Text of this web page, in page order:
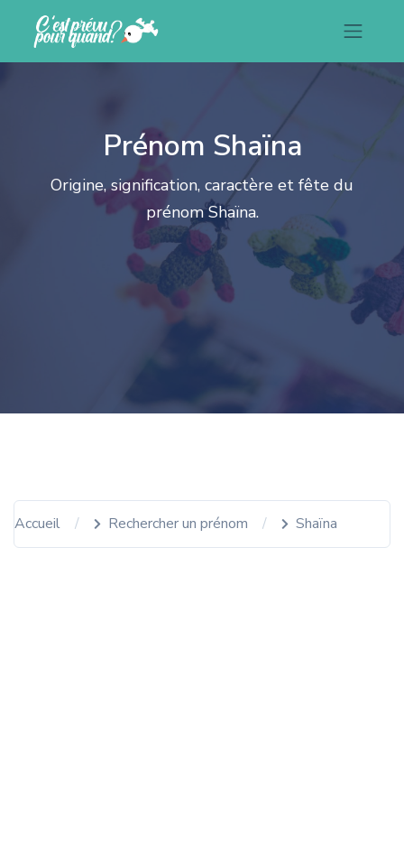
Prénom Shaïna
Origine, signification, caractère et fête du
prénom Shaïna.
Accueil Rechercher un prénom Shaïna